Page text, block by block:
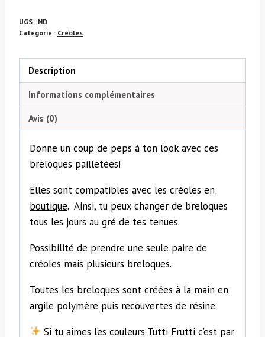
UGS : ND
Catégorie : Créoles
Description
Informations complémentaires
Avis (0)
Donne un coup de peps à ton look avec ces
breloques pailletées!
Elles sont compatibles avec les créoles en
boutique. Ainsi, tu peux changer de breloques
tous les jours au gré de tes tenues.
Possibilité de prendre une seule paire de
créoles mais plusieurs breloques.
Toutes les breloques sont créées à la main en
argile polymère puis recouvertes de résine.
Si tu aimes les couleurs Tutti Frutti c’est par